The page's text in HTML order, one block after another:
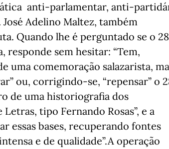
anti-parlamentar, anti-
Adelino Maltez, também
Quando lhe é perguntado se o
responde sem hesitar: “Tem,
uma comemoração salazarista,
ou, corrigindo-se, “repensar” o
de uma historiografia dos
tipo Fernando Rosas”, e a
essas bases, recuperando fontes
e de qualidade”.A operação